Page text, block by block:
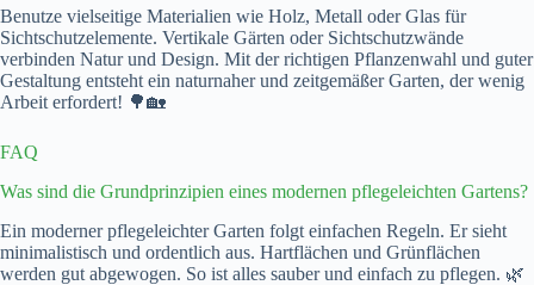
Benutze vielseitige Materialien wie Holz, Metall oder Glas für
Sichtschutzelemente. Vertikale Gärten oder Sichtschutzwände
verbinden Natur und Design. Mit der richtigen Pflanzenwahl und guter
Gestaltung entsteht ein naturnaher und zeitgemäßer Garten, der wenig
Arbeit erfordert! 🌳🏡
FAQ
Was sind die Grundprinzipien eines modernen pflegeleichten Gartens?
Ein moderner pflegeleichter Garten folgt einfachen Regeln. Er sieht
minimalistisch und ordentlich aus. Hartflächen und Grünflächen
werden gut abgewogen. So ist alles sauber und einfach zu pflegen. 🌿